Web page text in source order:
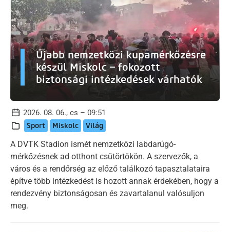
Újabb nemzetközi kupamérkőzésre
készül Miskolc – fokozott
biztonsági intézkedések várhatók
2026. 08. 06., cs – 09:51
Sport Miskolc Világ
A DVTK Stadion ismét nemzetközi labdarúgó-
mérkőzésnek ad otthont csütörtökön. A szervezők, a
város és a rendőrség az előző találkozó tapasztalataira
építve több intézkedést is hozott annak érdekében, hogy a
rendezvény biztonságosan és zavartalanul valósuljon
meg.